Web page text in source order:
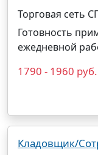
Торговая сеть
Готовность
ежедневной
1790 - 1960 руб.
Кладовщик/